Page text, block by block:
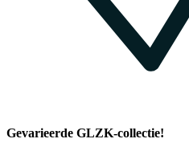
Gevarieerde GLZK-collectie!